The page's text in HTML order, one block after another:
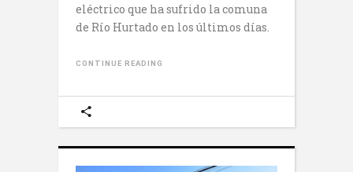
eléctrico que ha sufrido la comuna
de Río Hurtado en los últimos días.
CONTINUE READING